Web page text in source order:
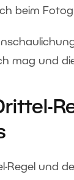
beim
mag und
Regel und